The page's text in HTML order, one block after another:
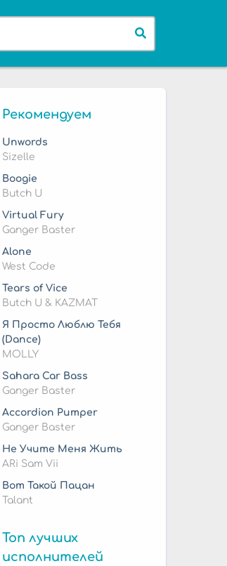
Рекомендуем
Unwords
Sizelle
Boogie
Butch U
Virtual Fury
Ganger Baster
Alone
West Code
Tears of Vice
Butch U & KAZMAT
Я Просто Люблю Тебя
(Dance)
MOLLY
Sahara Car Bass
Ganger Baster
Accordion Pumper
Ganger Baster
Не Учите Меня Жить
ARi Sam Vii
Вот Такой Пацан
Talant
Топ лучших
исполнителей